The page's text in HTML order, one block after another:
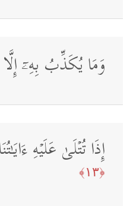
وَمَا یُكَذِّبُ بِهِۦۤ
إِذَا تُتۡلَىٰ عَلَیۡهِ
﴿١٣﴾